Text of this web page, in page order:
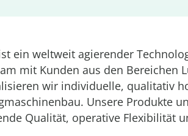
ein weltweit agierender
mit Kunden aus den
wir individuelle, qualitativ
Unsere Produkte
Qualität, operative Flexibilität